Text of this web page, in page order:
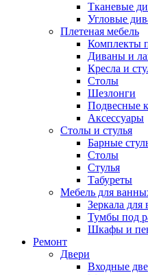
Тканевые
Угловые
Плетеная мебель
Комплекты
Диваны и
Кресла и
Столы
Шезлонги
Подвесные
Аксессуары
Столы и стулья
Барные
Столы
Стулья
Табуреты
Мебель для
Зеркала
Тумбы под
Шкафы и
Ремонт
Двери
Входные